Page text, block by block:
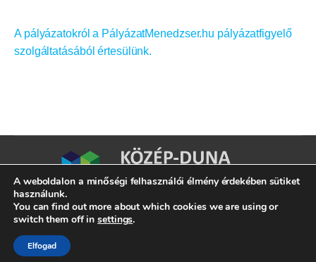
A pályázatokról a PályázatMenedzser.hu pályázatfigyelő
szolgáltatásából értesülünk.
7020 Dunaföldvár, Kossuth Lajos u. 2.
A weboldalon a minőségi felhasználói élmény érdekében sütiket
használunk.
You can find out more about which cookies we are using or
switch them off insettings.
Elfogad